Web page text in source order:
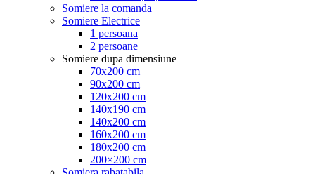
Somiere la comanda
Somiere Electrice
1 persoana
2 persoane
Somiere dupa dimensiune
70x200 cm
90x200 cm
120x200 cm
140x190 cm
140x200 cm
160x200 cm
180x200 cm
200×200 cm